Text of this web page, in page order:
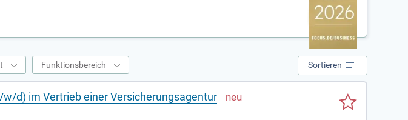
Funktionsbereich Sortieren
d) im Vertrieb einer Versicherungsagentur